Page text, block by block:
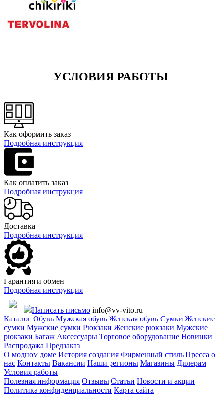
УСЛОВИЯ РАБОТЫ
Как оформить заказ
Подробная инструкция
Как оплатить заказ
Подробная инструкция
Доставка
Подробная инструкция
Гарантия и обмен
Подробная инструкция
Написать письмо info@vv-vito.ru
Каталог Обувь Мужская обувь Женская обувь Сумки Женские
сумки Мужские сумки Рюкзаки Женские рюкзаки Мужские
рюкзаки Багаж Аксессуары Торговое оборудование Новинки
Распродажа Предзаказ
О модном доме История создания Фирменный стиль Пресса о
нас Контакты Вакансии Наши регионы Магазины Дилерам
Условия работы
Полезная информация Отзывы Статьи Новости и акции
Политика конфиденциальности Карта сайта